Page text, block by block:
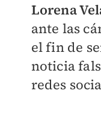
Lorena
ante las
el fin de
noticia
redes